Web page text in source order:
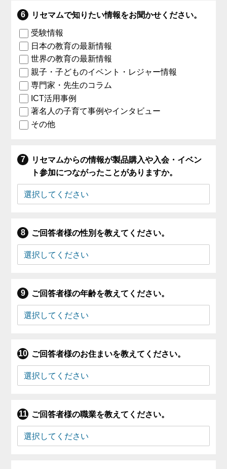
リセマムで知りたい情報をお聞かせください。
受験情報
日本の教育の最新情報
世界の教育の最新情報
親子・子どものイベント・レジャー情報
専門家・先生のコラム
ICT活用事例
著名人の子育て事例やインタビュー
その他
リセマムからの情報が製品購入や入会・イベン
ト参加につながったことがありますか。
ご回答者様の性別を教えてください。
ご回答者様の年齢を教えてください。
ご回答者様のお住まいを教えてください。
ご回答者様の職業を教えてください。